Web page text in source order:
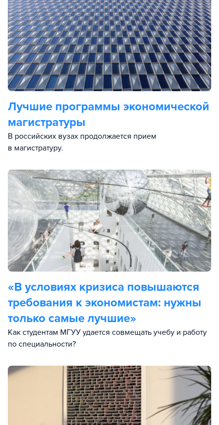
Лучшие программы экономической
магистратуры
В российских вузах продолжается прием
в магистратуру.
«В условиях кризиса повышаются
требования к экономистам: нужны
только самые лучшие»
Как студентам МГУУ удается совмещать учебу и работу
по специальности?